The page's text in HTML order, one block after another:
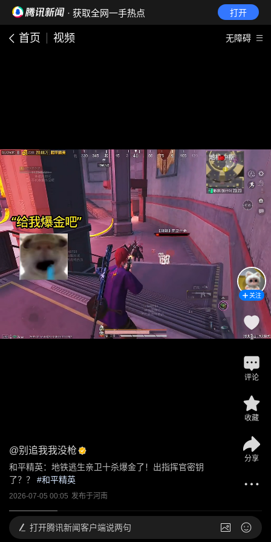
· 获取全网一手热点 打开
首页 视频 无障碍
@别追我我没枪
和平精英：地铁逃生亲卫十杀爆金了！出指挥官密钥
了？？
#和平精英
2026-07-05 00:05 发布于河南
关注
1
评论
收藏
分享
打开腾讯新闻客户端说两句